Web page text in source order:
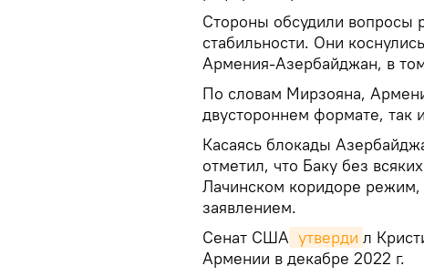
Стороны обсудили вопросы
стабильности. Они
Армения-Азербайджан, в
По словам Мирзояна,
двустороннем формате, так
Касаясь блокады
отметил, что Баку без
Лачинском коридоре
заявлением.
Сенат США утверди л
Армении в декабре 2022 г.